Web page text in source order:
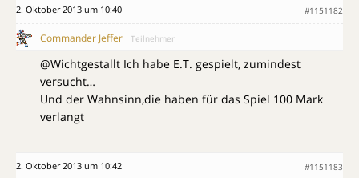
2. Oktober 2013 um 10:40 #1151182
Commander Jeffer Teilnehmer
@Wichtgestallt Ich habe E.T. gespielt, zumindest
versucht…
Und der Wahnsinn,die haben für das Spiel 100 Mark
verlangt
2. Oktober 2013 um 10:42 #1151183